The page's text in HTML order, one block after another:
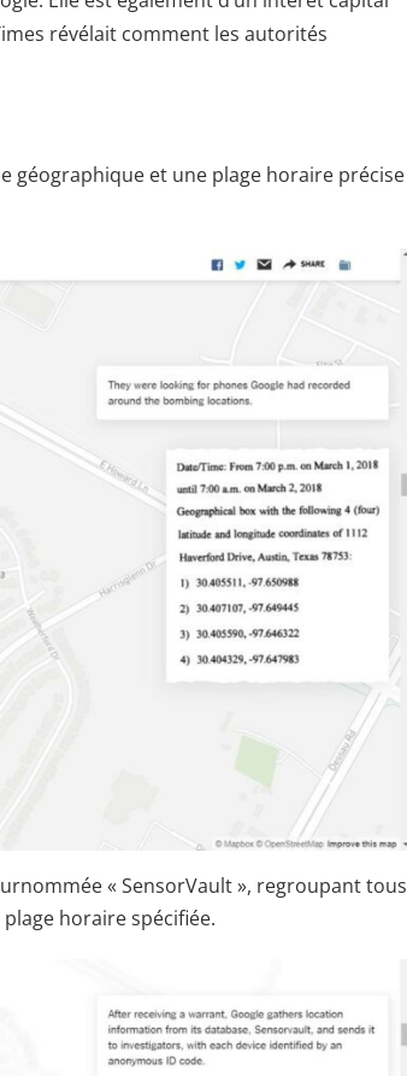
révélait comment les autorités
géographique et une plage horaire précise
« SensorVault », regroupant tous
horaire spécifiée.